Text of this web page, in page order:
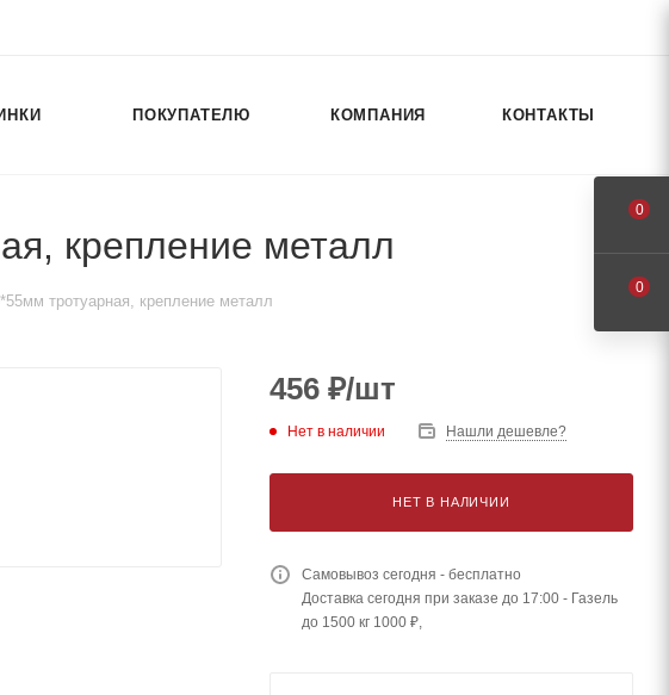
ПОКУПАТЕЛЮ КОМПАНИЯ КОНТАКТЫ
крепление металл
тротуарная, крепление металл
456 ₽/шт
Нет в наличии Нашли дешевле?
НЕТ В НАЛИЧИИ
Самовывоз сегодня - бесплатно
Доставка сегодня при заказе до 17:00 - Газель
до 1500 кг 1000 ₽,
0
0